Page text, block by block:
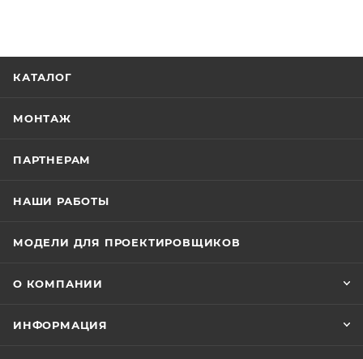
КАТАЛОГ
МОНТАЖ
ПАРТНЕРАМ
НАШИ РАБОТЫ
МОДЕЛИ ДЛЯ ПРОЕКТИРОВЩИКОВ
О КОМПАНИИ
ИНФОРМАЦИЯ